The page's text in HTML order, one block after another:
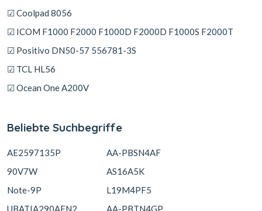
☑ Coolpad 8056
☑ ICOM F1000 F2000 F1000D F2000D F1000S F2000T
☑ Positivo DN50-57 556781-3S
☑ TCL HL56
☑ Ocean One A200V
Beliebte Suchbegriffe
AE2597135P
90V7W
Note-9P
UBATIA290AFN2
AA-PBSN4AF
AS16A5K
L19M4PF5
AA-PBTN4GP